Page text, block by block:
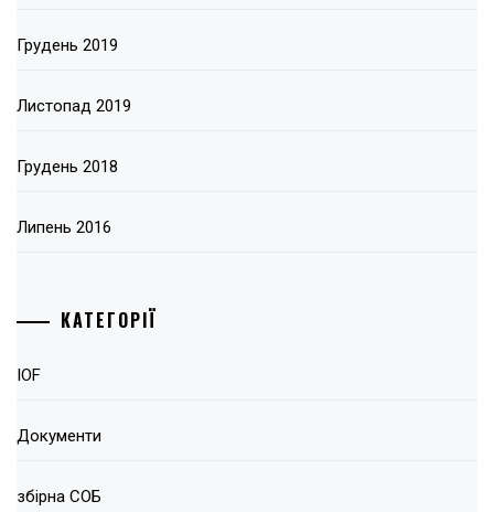
Грудень 2019
Листопад 2019
Грудень 2018
Липень 2016
КАТЕГОРІЇ
IOF
Документи
збірна СОБ